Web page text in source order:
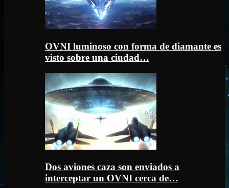
OVNI luminoso con forma de diamante es
visto sobre una ciudad…
Dos aviones caza son enviados a
interceptar un OVNI cerca de…